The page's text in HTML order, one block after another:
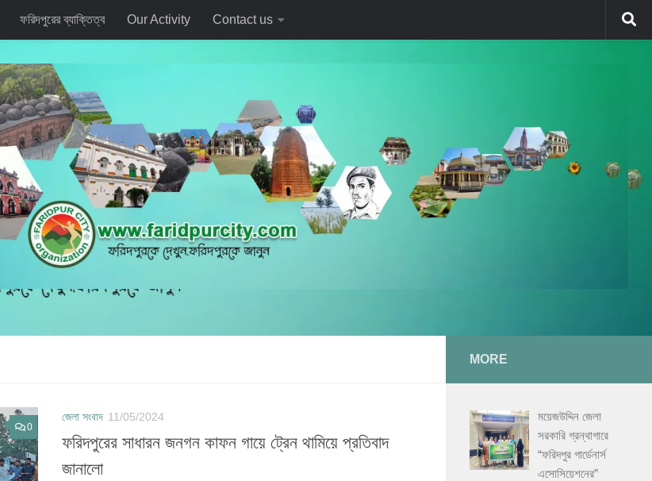
ফরিদপুরের ব্যাক্তিত্ব Our Activity Contact us
0
জেলা সংবাদ 11/05/2024
ফরিদপুরের সাধারন জনগন কাফন গায়ে ট্রেন থামিয়ে প্রতিবাদ
জানালো
MORE
ময়েজউদ্দিন জেলা
সরকারি গ্রন্থাগারে
“ফরিদপুর গার্ডেনার্স
এসোসিয়েশনের”